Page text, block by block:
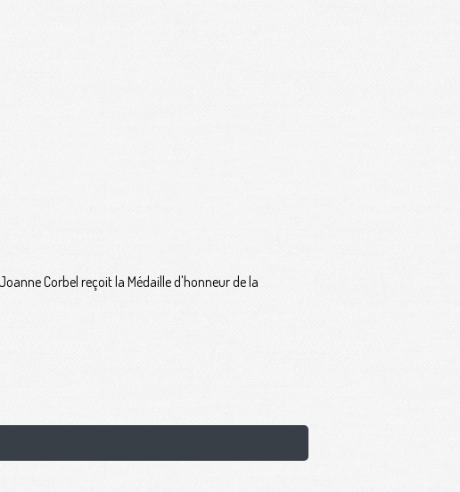
Corbel reçoit la Médaille d'honneur de la